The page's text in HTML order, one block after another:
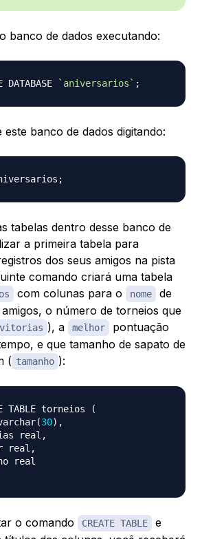
banco de dados executando:
DATABASE ` aniversarios ` ;
este banco de dados digitando:
;
tabelas dentro desse banco de
a primeira tabela para
dos seus amigos na pista
comando criará uma tabela
com colunas para o nome
de
o número de torneios que
vitorias ), a melhor
pontuação
e que tamanho de sapato de
( tamanho ):
TABLE torneios
(
(30)
o comando CREATE TABLE
e